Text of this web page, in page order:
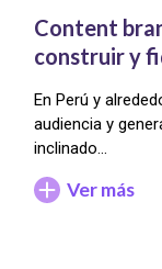
Content
construir y
En Perú y
audiencia y
inclinado…
Ver más